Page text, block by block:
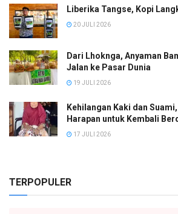
Liberika Tangse, Kopi
20 JULI 2026
Dari Lhoknga, Anyaman
Jalan ke Pasar Dunia
19 JULI 2026
Kehilangan Kaki dan
Harapan untuk Kembali
17 JULI 2026
TERPOPULER